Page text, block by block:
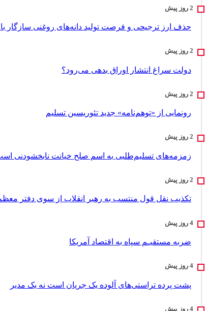
حذف ارز ترجیحی و فرصت تولید دانه‌های روغنی سازگار با
دولت سراغ انتشار اوراق بدهی می‌رود؟
رونمایی از «توهم‌نامه» جدید تئور‌یسین تسلیم
زمزمه‌های تسلیم‌طلبی به اسم صلح خیانت نابخشودنی
تکذیب نقل قول منتسب به رهبر انقلاب از سوی دفتر
ضربه مستقیـم سپاه به اقتصاد آمر‌یکا
پشت پرده تراستی‌های آلوده یک جریان است نه یک مدیر